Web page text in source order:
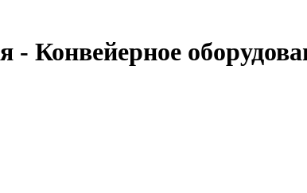
- Конвейерное